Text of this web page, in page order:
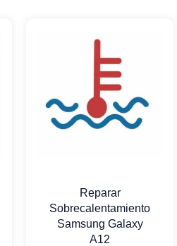
Reparar
Sobrecalentamiento
Samsung Galaxy
A12